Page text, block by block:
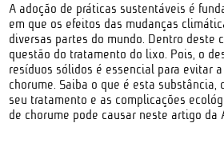
A adoção de práticas sustentáveis é
em que os efeitos das mudanças
diversas partes do mundo. Dentro deste
questão do tratamento do lixo. Pois, o
resíduos sólidos é essencial para evitar
chorume. Saiba o que é esta substância,
seu tratamento e as complicações
de chorume pode causar neste artigo da